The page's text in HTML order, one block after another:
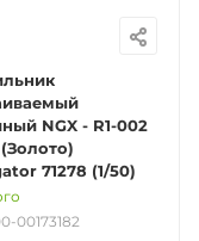
NGX - R1-002
71278 (1/50)
00173182